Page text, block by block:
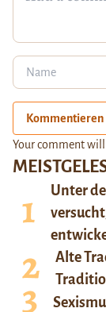
Unter
Alte
Kommentieren
Your comment will